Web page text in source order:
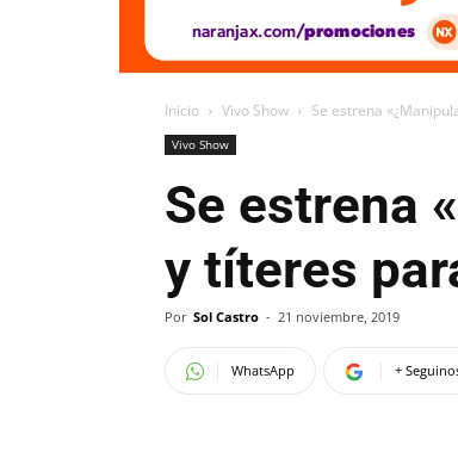
Inicio Vivo Show Se estrena
Vivo Show
Se estrena
y títeres
Por Sol Castro - 21 noviembre, 2019
WhatsApp +